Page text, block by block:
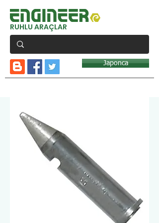
RUHLU ARAÇLAR
Japonca